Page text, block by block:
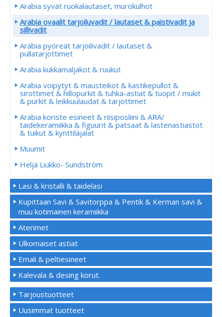
Arabia syvät ruokalautaset, murokulhot
Arabia ovaalit tarjoiluvadit / lautaset & paistivadit ja
sillivadit
Arabia pyöreät tarjoilivadit / lautaset &
pullatarjottimet
Arabia kukkamaljakot & ruukut
Arabia voipytyt & mausteikot & kastikepullot &
sirottimet & hillopurkit & tuhka-astiat & tuopit / mukit
& purkit & leikkuulaudat & tarjottimet
Arabia koriste esineet & riisiposliini & ARA/
taidekeramiikka & figuurit & patsaat & lastenastiastot
& tuikut & kynttiläjalat
Muumit
Heljä Liukko- Sundström
Lasi & kristalli & taidelasi
Kupittaan Savi & Savitorppa & Pentik & Kerman savi &
muu kotimainen keramiikka
Aterimet
Ulkomaiset astiat
Emali & peltiesineet
Kalevala & desing korut.
Tarjoustuotteet
Uusimmat tuotteet